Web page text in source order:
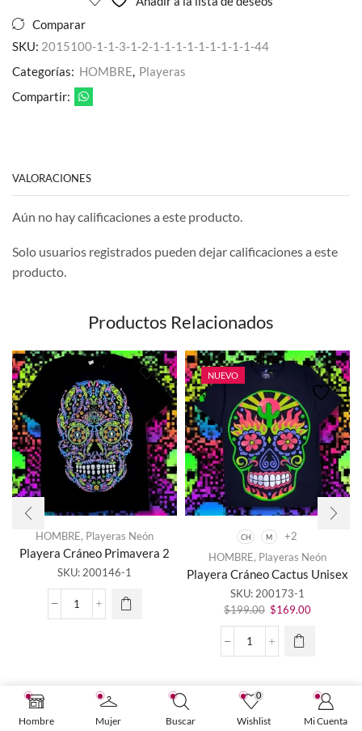
Alas
Estrella
Caballero
cantidad
Comparar
SKU: 2015100-1-1-3-1-2-1-1-1-1-1-1-1-1-1-44
Categorías: HOMBRE, Playeras
Compartir:
VALORACIONES
Aún no hay calificaciones a este producto.
Solo usuarios registrados pueden dejar calificaciones a este
producto.
Productos Relacionados
HOMBRE, Playeras Neón
Playera Cráneo Primavera 2
SKU: 200146-1
Playera
NUEVO
CH M
+2
HOMBRE, Playeras Neón
Playera Cráneo Cactus Unisex
SKU:200173-1
$199.00 El
precio
original
era:
$169.00El
Playera
Unisex
cantidad
Este
producto
tiene
múltiples
variantes.
Las
opciones
se
la página
de
Hombre Mujer Buscar
0
Wishlist Mi Cuenta